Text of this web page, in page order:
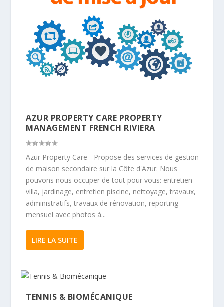
AZUR PROPERTY CARE PROPERTY
MANAGEMENT FRENCH RIVIERA
Azur Property Care - Propose des services de gestion
de maison secondaire sur la Côte d'Azur. Nous
pouvons nous occuper de tout pour vous: entretien
villa, jardinage, entretien piscine, nettoyage, travaux,
administratifs, travaux de rénovation, reporting
mensuel avec photos à...
LIRE LA SUITE
TENNIS & BIOMÉCANIQUE